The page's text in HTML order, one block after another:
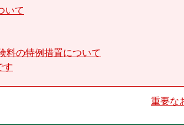
いて
料の特例措置について
す
重要な